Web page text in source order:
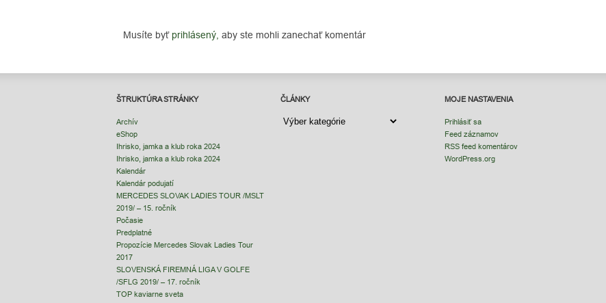
Musíte byť prihlásený, aby ste mohli zanechať komentár
ŠTRUKTÚRA STRÁNKY
Archív
eShop
Ihrisko, jamka a klub roka 2024
Ihrisko, jamka a klub roka 2024
Kalendár
Kalendár podujatí
MERCEDES SLOVAK LADIES TOUR /MSLT
2019/ – 15. ročník
Počasie
Predplatné
Propozície Mercedes Slovak Ladies Tour
2017
SLOVENSKÁ FIREMNÁ LIGA V GOLFE
/SFLG 2019/ – 17. ročník
TOP kaviarne sveta
ČLÁNKY
ČLÁNKY
MOJE NASTAVENIA
Prihlásiť sa
Feed záznamov
RSS feed komentárov
WordPress.org